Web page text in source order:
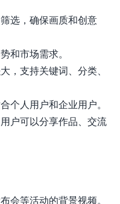
选，确保画质和创意
和市场需求。
，支持关键词、分类、
个人用户和企业用户。
户可以分享作品、交流
会等活动的背景视频。